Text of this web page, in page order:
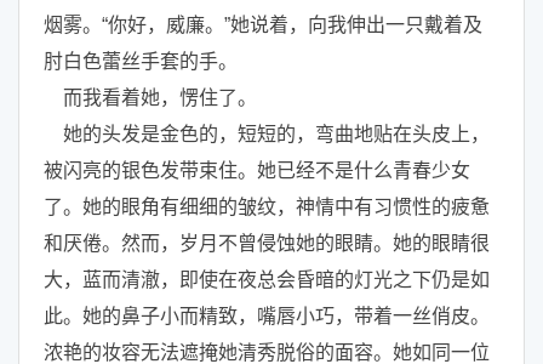
烟雾。“你好，威廉。”她说着，向我伸出一只戴着及
肘白色蕾丝手套的手。
而我看着她，愣住了。
她的头发是金色的，短短的，弯曲地贴在头皮上，
被闪亮的银色发带束住。她已经不是什么青春少女
了。她的眼角有细细的皱纹，神情中有习惯性的疲惫
和厌倦。然而，岁月不曾侵蚀她的眼睛。她的眼睛很
大，蓝而清澈，即使在夜总会昏暗的灯光之下仍是如
此。她的鼻子小而精致，嘴唇小巧，带着一丝俏皮。
浓艳的妆容无法遮掩她清秀脱俗的面容。她如同一位